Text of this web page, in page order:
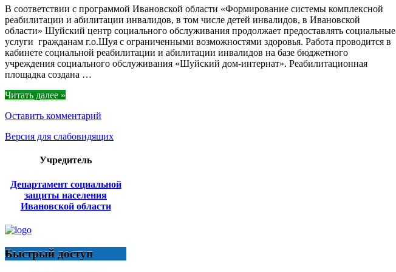
В соответствии с программой Ивановской области «Формирование системы комплексной
реабилитации и абилитации инвалидов, в том числе детей инвалидов, в Ивановской
области» Шуйский центр социального обслуживания продолжает предоставлять социальные
услуги гражданам г.о.Шуя с ограниченными возможностями здоровья. Работа проводится в
кабинете социальной реабилитации и абилитации инвалидов на базе бюджетного
учреждения социального обслуживания «Шуйский дом-интернат». Реабилитационная
площадка создана …
Читать далее »
Оставить комментарий
Версия для слабовидящих
Учредитель
Департамент социальной
защиты населения
Ивановской области
Быстрый доступ